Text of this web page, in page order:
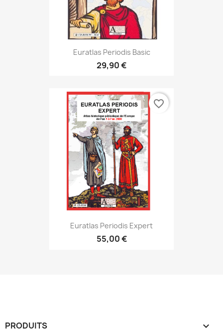
Euratlas Periodis Basic
29,90 €
Euratlas Periodis Expert
55,00 €
favorite_border
PRODUITS 